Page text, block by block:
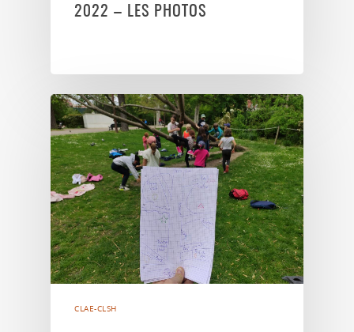
2022 – LES PHOTOS
CLAE-CLSH